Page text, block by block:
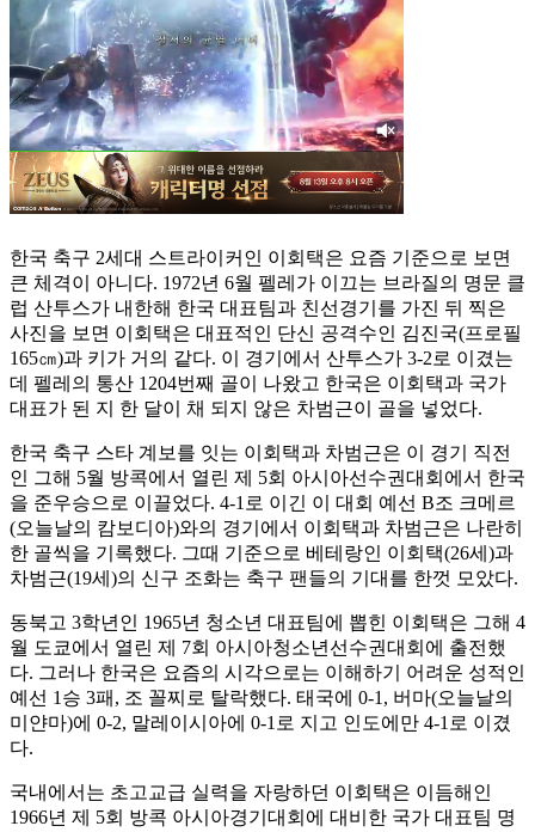
한국 축구 2세대 스트라이커인 이회택은 요즘 기준으로 보면
큰 체격이 아니다. 1972년 6월 펠레가 이끄는 브라질의 명문 클
럽 산투스가 내한해 한국 대표팀과 친선경기를 가진 뒤 찍은
사진을 보면 이회택은 대표적인 단신 공격수인 김진국(프로필
165㎝)과 키가 거의 같다. 이 경기에서 산투스가 3-2로 이겼는
데 펠레의 통산 1204번째 골이 나왔고 한국은 이회택과 국가
대표가 된 지 한 달이 채 되지 않은 차범근이 골을 넣었다.
한국 축구 스타 계보를 잇는 이회택과 차범근은 이 경기 직전
인 그해 5월 방콕에서 열린 제 5회 아시아선수권대회에서 한국
을 준우승으로 이끌었다. 4-1로 이긴 이 대회 예선 B조 크메르
(오늘날의 캄보디아)와의 경기에서 이회택과 차범근은 나란히
한 골씩을 기록했다. 그때 기준으로 베테랑인 이회택(26세)과
차범근(19세)의 신구 조화는 축구 팬들의 기대를 한껏 모았다.
동북고 3학년인 1965년 청소년 대표팀에 뽑힌 이회택은 그해 4
월 도쿄에서 열린 제 7회 아시아청소년선수권대회에 출전했
다. 그러나 한국은 요즘의 시각으로는 이해하기 어려운 성적인
예선 1승 3패, 조 꼴찌로 탈락했다. 태국에 0-1, 버마(오늘날의
미얀마)에 0-2, 말레이시아에 0-1로 지고 인도에만 4-1로 이겼
다.
국내에서는 초고교급 실력을 자랑하던 이회택은 이듬해인
1966년 제 5회 방콕 아시아경기대회에 대비한 국가 대표팀 명